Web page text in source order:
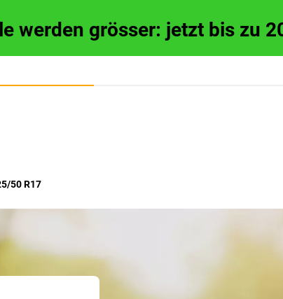
werden grösser: jetzt bis zu
50 R17